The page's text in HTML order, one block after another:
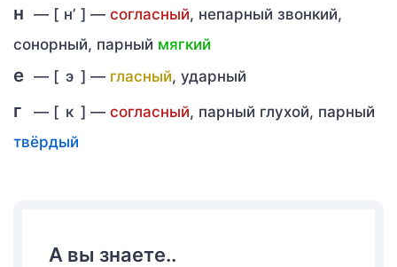
н — [ н’ ] — согласный, непарный звонкий,
сонорный, парный мягкий
е — [ э ] — гласный, ударный
г — [ к ] — согласный, парный глухой, парный
твёрдый
А вы знаете..